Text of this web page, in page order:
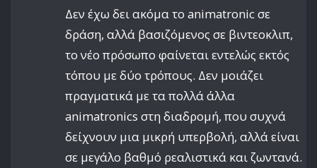
Δεν έχω δει ακόμα το animatronic σε
δράση, αλλά βασιζόμενος σε βιντεοκλιπ,
το νέο πρόσωπο φαίνεται εντελώς εκτός
τόπου με δύο τρόπους. Δεν μοιάζει
πραγματικά με τα πολλά άλλα
animatronics στη διαδρομή, που συχνά
δείχνουν μια μικρή υπερβολή, αλλά είναι
σε μεγάλο βαθμό ρεαλιστικά και ζωντανά.